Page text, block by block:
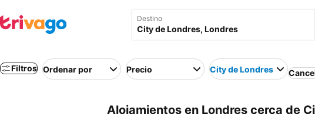
Destino
Filtros Ordenar por Precio City de Londres
Alojamientos en Londres cerca de